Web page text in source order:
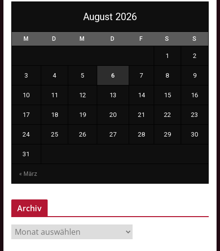
August 2026
M D M D F S S
« März
1 2
3 4 5 6 7 8 9
10 11 12 13 14 15 16
17 18 19 20 21 22 23
24 25 26 27 28 29 30
31
Archiv
r